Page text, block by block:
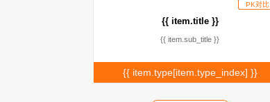
已添加
PK对比
{{ item.title }}
{{ item.sub_title }}
{{ item.type[item.type_index] }}